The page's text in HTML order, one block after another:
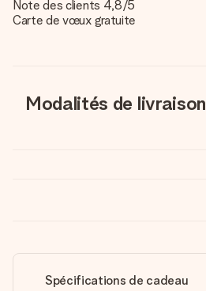
Note des clients 4,8/5
Carte de vœux gratuite
Modalités de livraison
Spécifications de cadeau